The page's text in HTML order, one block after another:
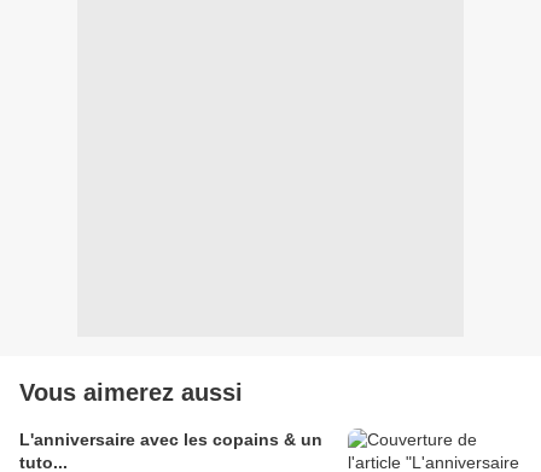
Vous aimerez aussi
L'anniversaire avec les copains & un
tuto...